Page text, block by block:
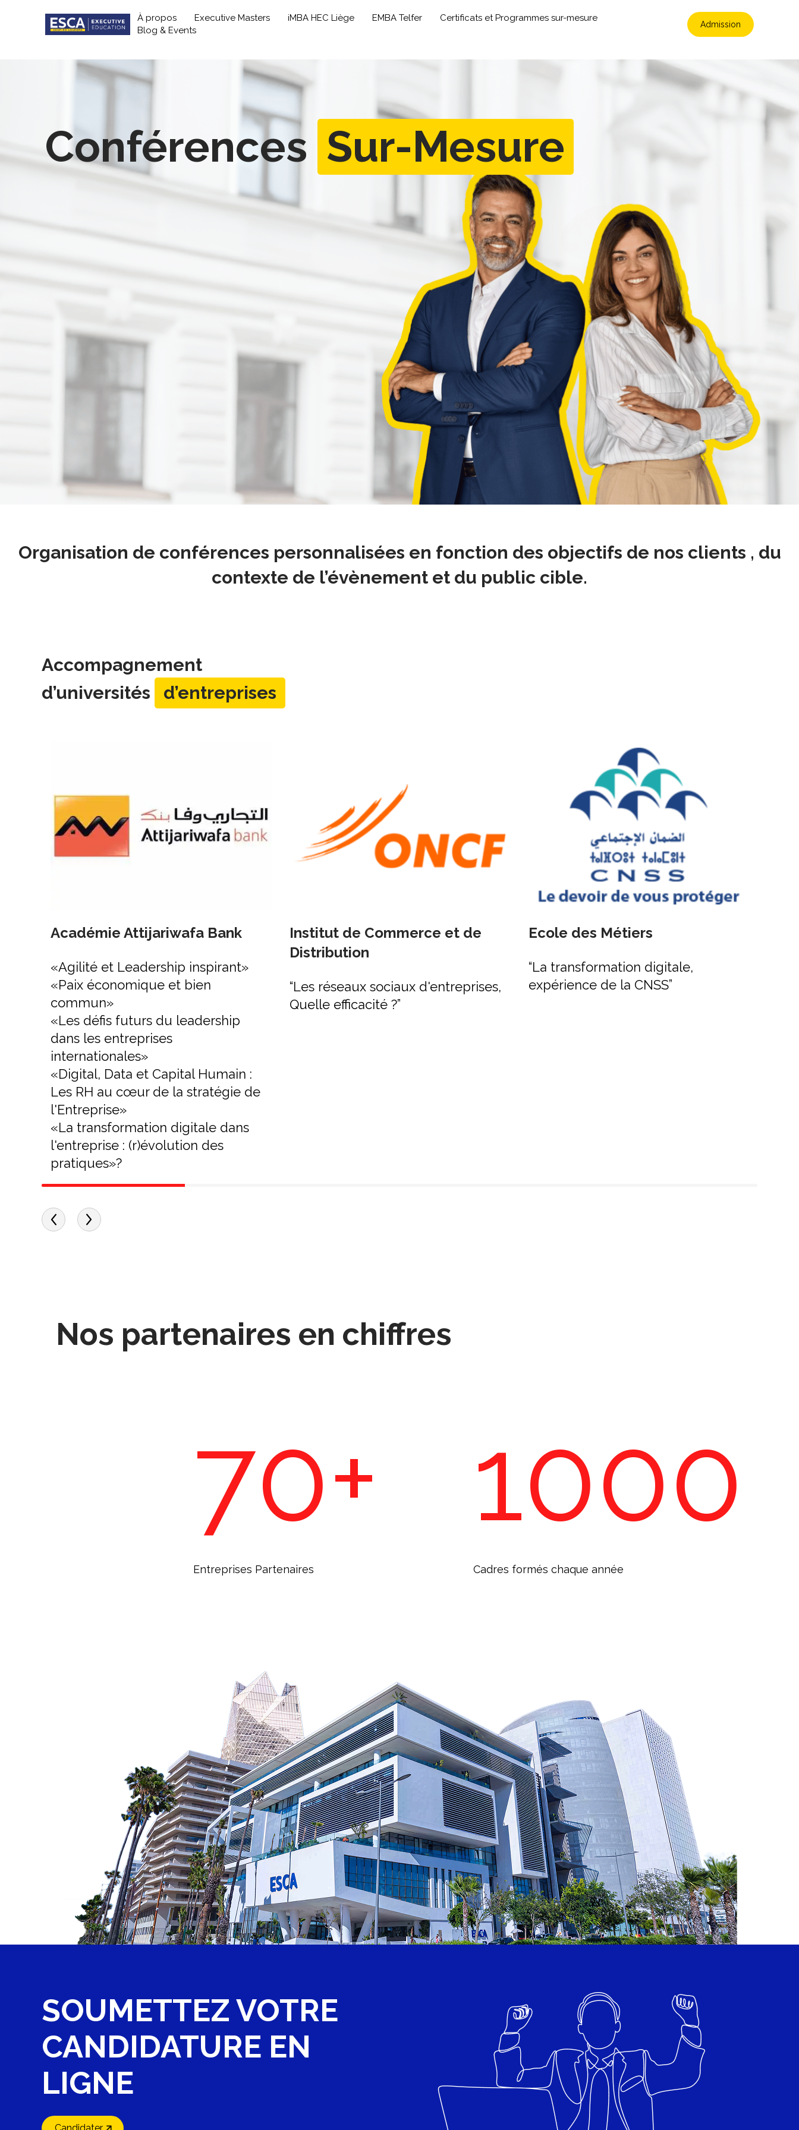
À propos Executive Masters iMBA HEC Liège EMBA Telfer
Certificats et Programmes sur-mesure
Blog & Events
Admission
Conférences Sur-Mesure
Organisation de conférences personnalisées en fonction des objectifs de nos clients , du
contexte de l’évènement et du public cible.
Accompagnement
d’universités
d’entreprises
Académie Attijariwafa Bank
«Agilité et Leadership inspirant»
«Paix économique et bien
commun»
«Les défis futurs du leadership
dans les entreprises
internationales»
«Digital, Data et Capital Humain :
Les RH au cœur de la stratégie de
l'Entreprise»
«La transformation digitale dans
l'entreprise : (r)évolution des
pratiques»?
Institut de Commerce et de
Distribution
“Les réseaux sociaux d'entreprises,
Quelle efficacité ?”
Ecole des Métiers
“La transformation digitale,
expérience de la CNSS”
Nos partenaires en chiffres
70+
Entreprises Partenaires
1000
Cadres formés chaque année
SOUMETTEZ VOTRE
CANDIDATURE EN
LIGNE